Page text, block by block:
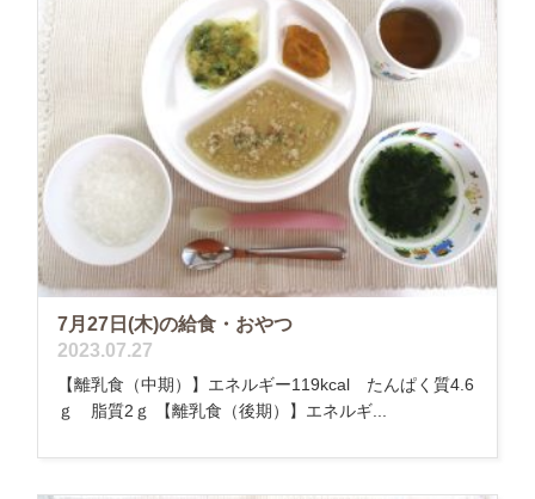
7月27日(木)の給食・おやつ
2023.07.27
【離乳食（中期）】エネルギー119kcal たんぱく質4.6
ｇ 脂質2ｇ 【離乳食（後期）】エネルギ...